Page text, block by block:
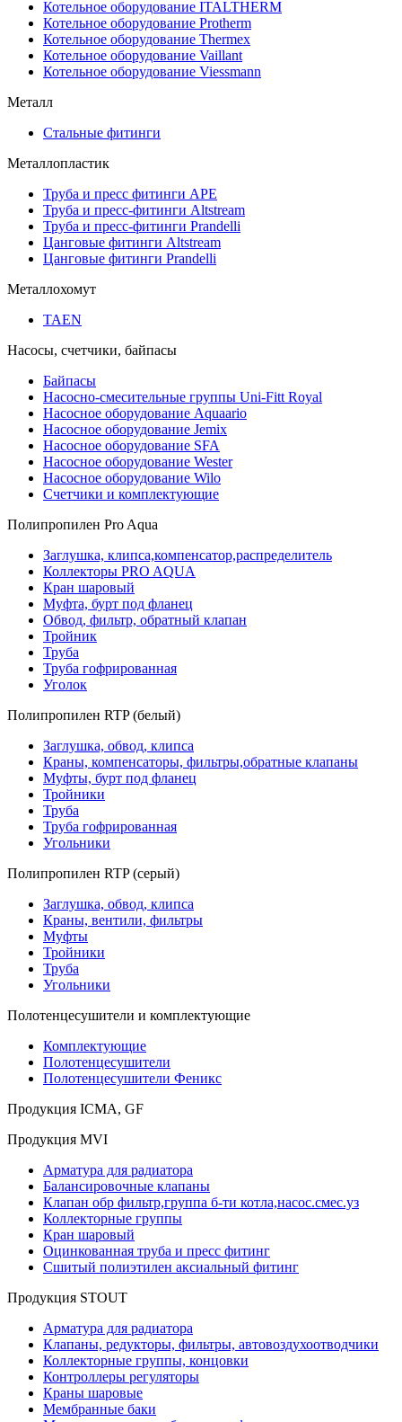
Котельное оборудование ITALTHERM
Котельное оборудование Protherm
Котельное оборудование Thermex
Котельное оборудование Vaillant
Котельное оборудование Viessmann
Металл
Стальные фитинги
Металлопластик
Труба и пресс фитинги APE
Труба и пресс-фитинги Altstream
Труба и пресс-фитинги Prandelli
Цанговые фитинги Altstream
Цанговые фитинги Prandelli
Металлохомут
TAEN
Насосы, счетчики, байпасы
Байпасы
Насосно-смесительные группы Uni-Fitt Royal
Насосное оборудование Aquaario
Насосное оборудование Jemix
Насосное оборудование SFA
Насосное оборудование Wester
Насосное оборудование Wilo
Счетчики и комплектующие
Полипропилен Pro Aqua
Заглушка, клипса,компенсатор,распределитель
Коллекторы PRO AQUA
Кран шаровый
Муфта, бурт под фланец
Обвод, фильтр, обратный клапан
Тройник
Труба
Труба гофрированная
Уголок
Полипропилен RTP (белый)
Заглушка, обвод, клипса
Краны, компенсаторы, фильтры,обратные клапаны
Муфты, бурт под фланец
Тройники
Труба
Труба гофрированная
Угольники
Полипропилен RTP (серый)
Заглушка, обвод, клипса
Краны, вентили, фильтры
Муфты
Тройники
Труба
Угольники
Полотенцесушители и комплектующие
Комплектующие
Полотенцесушители
Полотенцесушители Феникс
Продукция ICMA, GF
Продукция MVI
Арматура для радиатора
Балансировочные клапаны
Клапан обр фильтр,группа б-ти котла,насос.смес.уз
Коллекторные группы
Кран шаровый
Оцинкованная труба и пресс фитинг
Сшитый полиэтилен аксиальный фитинг
Продукция STOUT
Арматура для радиатора
Клапаны, редукторы, фильтры, автовоздухоотводчики
Коллекторные группы, концовки
Контроллеры регуляторы
Краны шаровые
Мембранные баки